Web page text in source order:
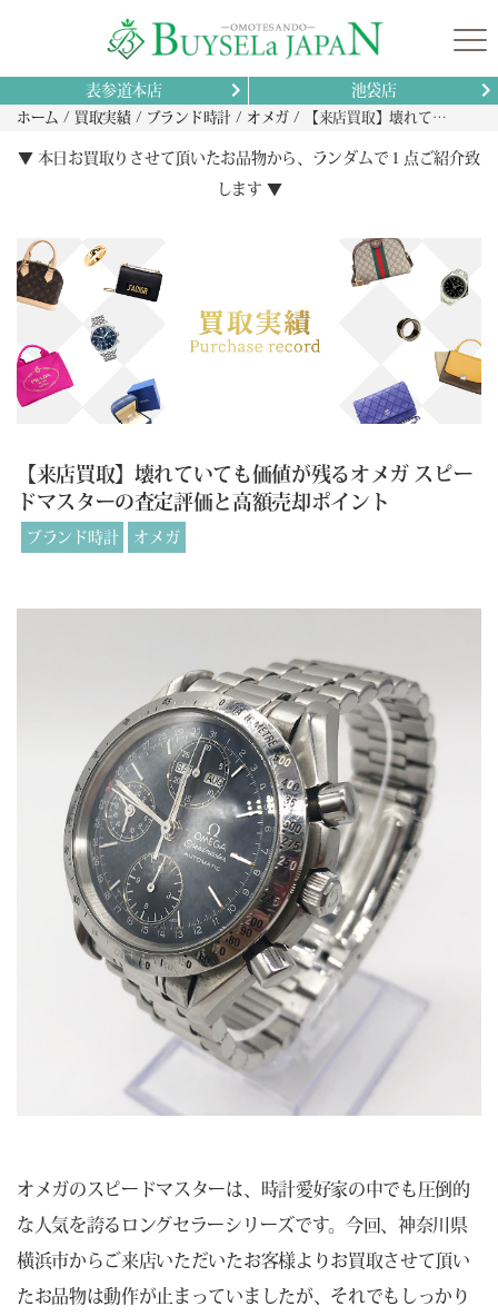
表参道本店 池袋店
ホーム 買取実績 ブランド時計 オメガ 【来店買取】壊れていても価値が残るオメガ スピードマスターの査定評価と高額売却ポイント
▼ 本日お買取りさせて頂いたお品物から、ランダムで１点ご紹介致
します ▼
【来店買取】壊れていても価値が残るオメガ スピー
ドマスターの査定評価と高額売却ポイント
ブランド時計 オメガ
オメガのスピードマスターは、時計愛好家の中でも圧倒的
な人気を誇るロングセラーシリーズです。今回、神奈川県
横浜市からご来店いただいたお客様よりお買取させて頂い
たお品物は動作が止まっていましたが、それでもしっかり